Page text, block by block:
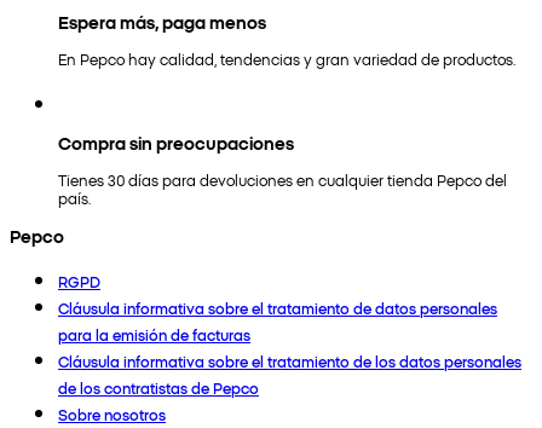
Espera más, paga menos
En Pepco hay calidad, tendencias y gran variedad de productos.
Compra sin preocupaciones
Tienes 30 días para devoluciones en cualquier tienda Pepco del
país.
Pepco
RGPD
Cláusula informativa sobre el tratamiento de datos personales
para la emisión de facturas
Cláusula informativa sobre el tratamiento de los datos personales
de los contratistas de Pepco
Sobre nosotros